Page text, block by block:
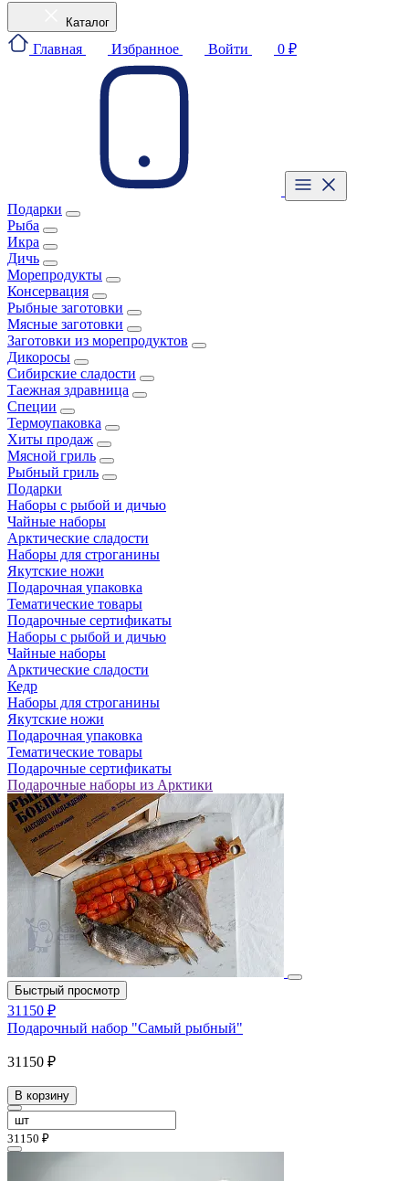
Каталог
Главная Избранное Войти 0 ₽
Подарки
Рыба
Икра
Дичь
Морепродукты
Консервация
Рыбные заготовки
Мясные заготовки
Заготовки из морепродуктов
Дикоросы
Сибирские сладости
Таежная здравница
Специи
Термоупаковка
Хиты продаж
Мясной гриль
Рыбный гриль
Подарки
Наборы с рыбой и дичью
Чайные наборы
Арктические сладости
Наборы для строганины
Якутские ножи
Подарочная упаковка
Тематические товары
Подарочные сертификаты
Наборы с рыбой и дичью
Чайные наборы
Арктические сладости
Кедр
Наборы для строганины
Якутские ножи
Подарочная упаковка
Тематические товары
Подарочные сертификаты
Подарочные наборы из Арктики
Быстрый просмотр
31150 ₽
Подарочный набор "Самый рыбный"
31150 ₽
В корзину
31150 ₽